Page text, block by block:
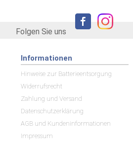
Folgen Sie uns
Informationen
Hinweise zur Batterieentsorgung
Widerrufsrecht
Zahlung und Versand
Datenschutzerklärung
AGB und Kundeninformationen
Impressum